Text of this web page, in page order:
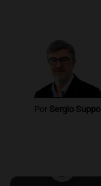
Por Sergio Suppo